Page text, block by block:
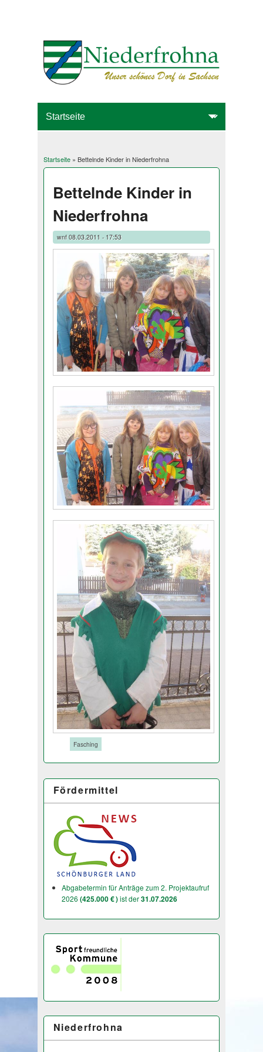
Sie sind hier
Startseite» Bettelnde Kinder in Niederfrohna
Bettelnde Kinder in
Niederfrohna
wnf08.03.2011 - 17:53
Fasching
Fördermittel
Abgabetermin für Anträge zum 2. Projektaufruf
2026 (425.000 € )ist der31.07.2026
Niederfrohna